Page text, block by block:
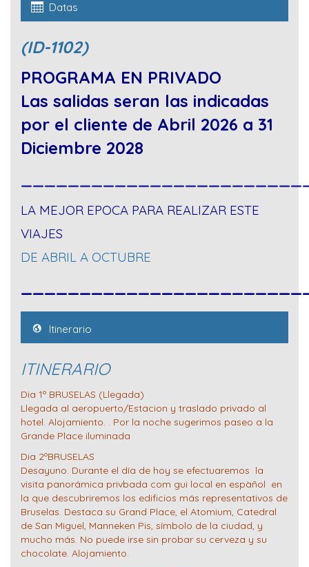
Datas
(ID-1102)
PROGRAMA EN PRIVADO
Las salidas seran las indicadas
por el cliente de Abril 2026 a 31
Diciembre 2028
LA MEJOR EPOCA PARA REALIZAR ESTE
VIAJES
DE ABRIL A OCTUBRE
Itinerario
ITINERARIO
Dia 1º BRUSELAS (Llegada)
Llegada al aeropuerto/Estacion y traslado privado al
hotel. Alojamiento. . Por la noche sugerimos paseo a la
Grande Place iluminada
Dia 2ºBRUSELAS
Desayuno. Durante el día de hoy se efectuaremos la
visita panorámica privbada com gui local en espàñol en
la que descubriremos los edificios más representativos de
Bruselas. Destaca su Grand Place, el Atomium, Catedral
de San Miguel, Manneken Pis, símbolo de la ciudad, y
mucho más. No puede irse sin probar su cerveza y su
chocolate. Alojamiento.